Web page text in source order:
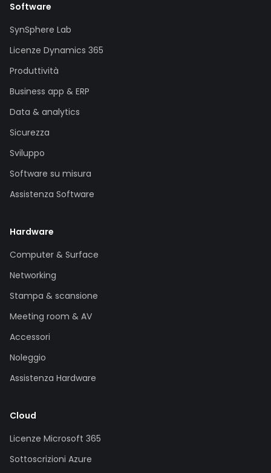
Software
SynSphere Lab
Licenze Dynamics 365
Produttività
Business app & ERP
Data & analytics
Sicurezza
Sviluppo
Software su misura
Assistenza Software
Hardware
Computer & Surface
Networking
Stampa & scansione
Meeting room & AV
Accessori
Noleggio
Assistenza Hardware
Cloud
Licenze Microsoft 365
Sottoscrizioni Azure